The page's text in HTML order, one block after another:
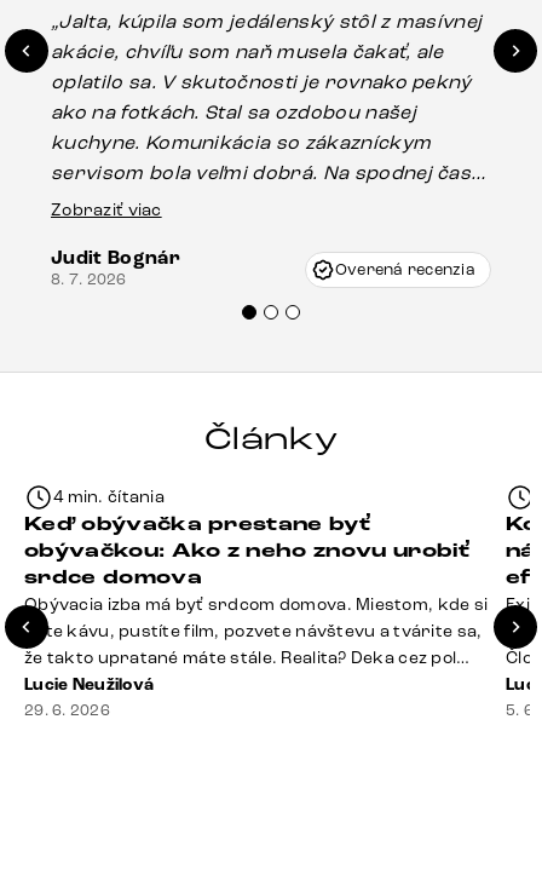
„Jalta, kúpila som jedálenský stôl z masívnej
akácie, chvíľu som naň musela čakať, ale
oplatilo sa. V skutočnosti je rovnako pekný
ako na fotkách. Stal sa ozdobou našej
kuchyne. Komunikácia so zákazníckym
servisom bola veľmi dobrá. Na spodnej časti
stola bolo malé poškodenie, pravdepodobne
Vincze pri riešení mojej záležitosti pristúpili
veľmi korektne. Odporúčam produkty Delife
Zobraziť viac
Judit Bognár
8. 7. 2026 Overená recenzia
Články
4 min. čítania
Keď obývačka prestane byť
obývačkou: Ako z neho znovu urobiť
srdce domova
Obývacia izba má byť srdcom domova. Miestom, kde si
dáte kávu, pustíte film, pozvete návštevu a tvárite sa,
že takto upratané máte stále. Realita? Deka cez pol
sedačky, ovládač záhadne zmizol, konferenčný stolík
slúži ako odkladisko všetkého od účteniek po balzam
Lucie Neužilová
29. 6. 2026
si
5.